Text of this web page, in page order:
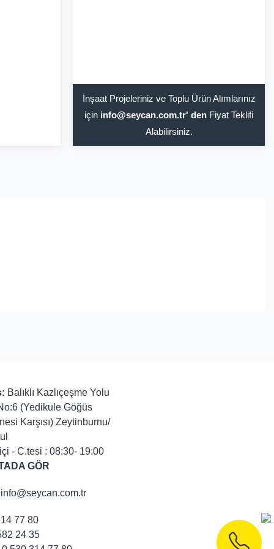
İnşaat Projeleriniz ve Toplu Ürün Alımlarınız
için info@seycan.com.tr' den Fiyat Teklifi
Alabilirsiniz.
Balıklı Kazlıçeşme Yolu
(Yedikule Göğüs
Karşısı) Zeytinburnu/
- C.tesi : 08:30- 19:00
GÖR
77 80
24 35